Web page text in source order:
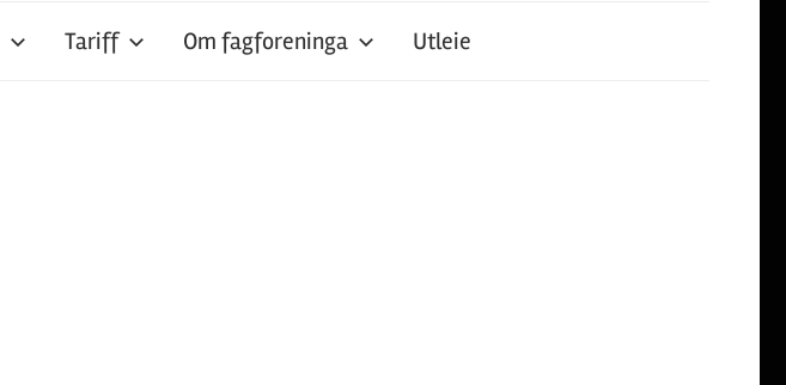
Tariff Om fagforeninga Utleie